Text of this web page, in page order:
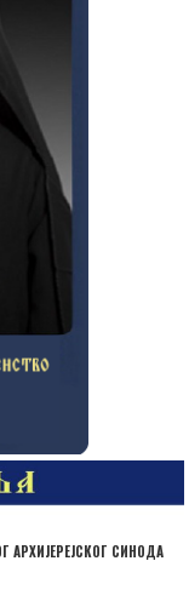
АРХИЈЕРЕЈСКОГ СИНОДА